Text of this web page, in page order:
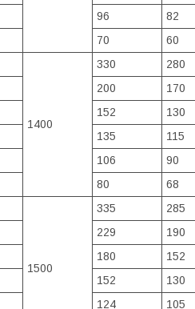
96 82
70 60
1400
330 280
200 170
152 130
135 115
106 90
80 68
1500
335 285
229 190
180 152
152 130
124 105